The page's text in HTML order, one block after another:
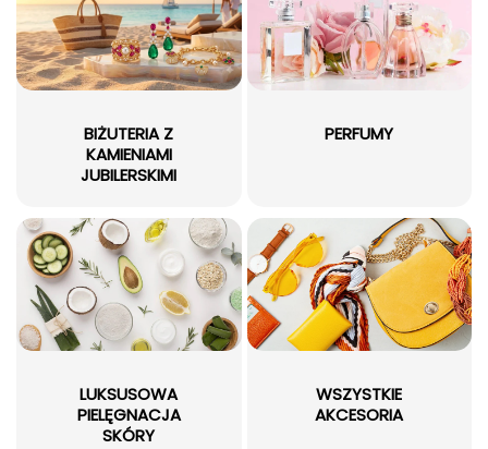
BIŻUTERIA Z
KAMIENIAMI
JUBILERSKIMI
PERFUMY
LUKSUSOWA
PIELĘGNACJA
SKÓRY
WSZYSTKIE
AKCESORIA